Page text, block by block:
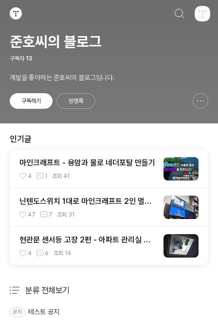
준호씨의 블로그
구독자 13
개발을 좋아하는 준호씨의 블로그입니다.
구독하기 방명록
인기글
마인크래프트 - 용암과 물로 네더포탈 만들기
4 1 조회 41
닌텐도스위치 1대로 마인크래프트 2인 멀티
플레이 하는 방법. 3인, 4인도 가능!
47 7 조회 31
현관문 센서등 고장 2편 - 아파트 관리실 만
세 4 6 조회 14
분류 전체보기
공지 테스트 공지